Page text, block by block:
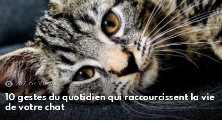
287.5k Views
10 gestes du quotidien qui raccourcissent la vie
de votre chat